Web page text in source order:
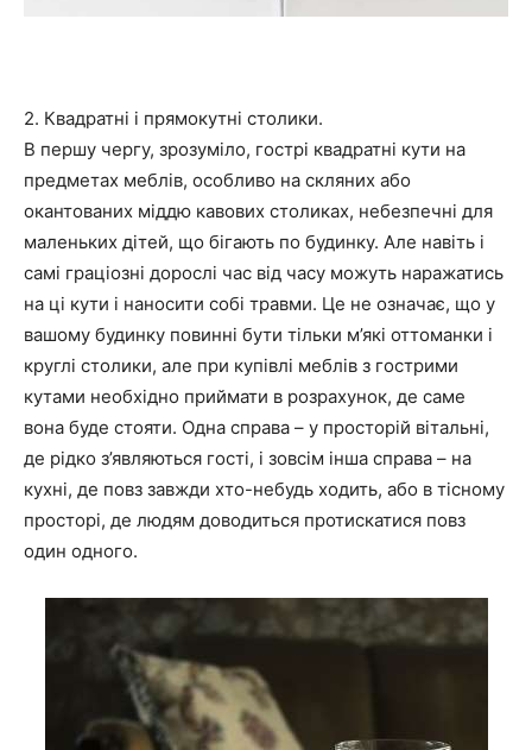
2. Квадратні і прямокутні столики.
В першу чергу, зрозуміло, гострі квадратні кути на
предметах меблів, особливо на скляних або
окантованих міддю кавових столиках, небезпечні для
маленьких дітей, що бігають по будинку. Але навіть і
самі граціозні дорослі час від часу можуть наражатись
на ці кути і наносити собі травми. Це не означає, що у
вашому будинку повинні бути тільки м’які оттоманки і
круглі столики, але при купівлі меблів з гострими
кутами необхідно приймати в розрахунок, де саме
вона буде стояти. Одна справа – у просторій вітальні,
де рідко з’являються гості, і зовсім інша справа – на
кухні, де повз завжди хто-небудь ходить, або в тісному
просторі, де людям доводиться протискатися повз
один одного.